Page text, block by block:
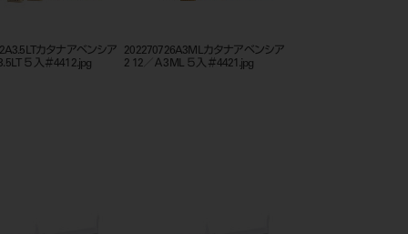
カタナアベンシア
５入＃4412.jpg
202270726A3MLカタナアベンシア
2 12／Ａ3ML ５入＃4421.jpg